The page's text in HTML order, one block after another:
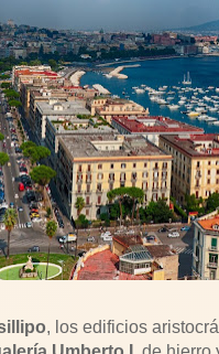
, los edificios